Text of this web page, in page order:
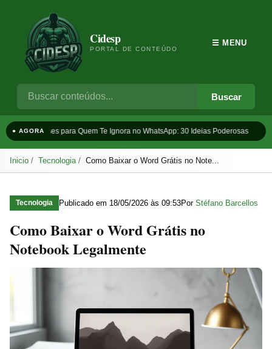
Cidesp
PORTAL DE CONTEÚDO
Buscar
☰ MENU
● AGORAFrases para Quem Te Ignora no WhatsApp: 30 Ideias Poderosas
Inicio Tecnologia Como Baixar o Word Grátis no Note...
Tecnologia Publicado em 18/05/2026 às 09:53Por Stéfano Barcellos
Como Baixar o Word Grátis no
Notebook Legalmente